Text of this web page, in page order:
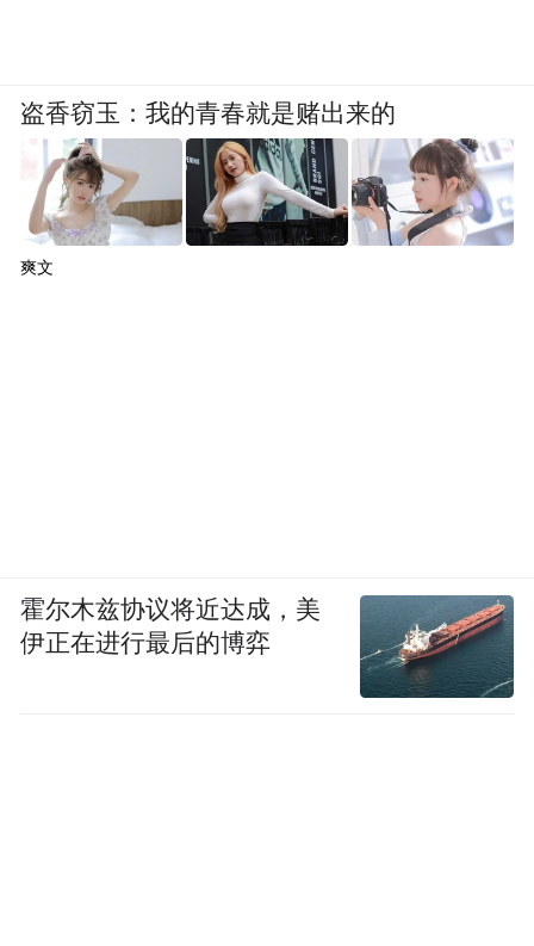
盗香窃玉：我的青春就是赌出来的
爽文
霍尔木兹协议将近达成，美
伊正在进行最后的博弈